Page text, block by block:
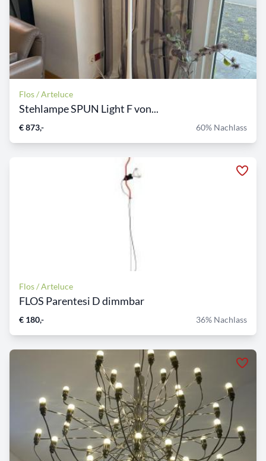
Flos / Arteluce
Stehlampe SPUN Light F von...
€ 873,- 60% Nachlass
Flos / Arteluce
FLOS Parentesi D dimmbar
€ 180,- 36% Nachlass